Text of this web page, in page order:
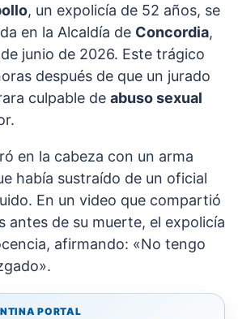
, un expolicía de 52 años, se
en la Alcaldía de Concordia,
junio de 2026. Este trágico
después de que un jurado
culpable de abuso sexual
en la cabeza con un arma
había sustraído de un oficial
En un video que compartió
antes de su muerte, el expolicía
afirmando: «No tengo
PORTAL